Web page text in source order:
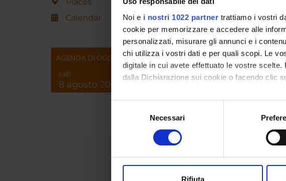
Noi e i nostri 1022 partner trattiamo i vostri
cookie per memorizzare e accedere alle
personalizzati, misurare gli annunci e i
chi utilizza i vostri dati e per quali scopi. Le
digitale in cui avete effettuato le vostre
dalla Dichiarazione sui cookie o facendo clic
Con il tuo consenso, vorremmo anche:
raccogliere informazioni sulla tua
digitali).
modificare o ritirare il tuo consenso in
Necessari
Rifiuta
Calendar
AGENDA DI OGGI
sab
8 agosto 2026